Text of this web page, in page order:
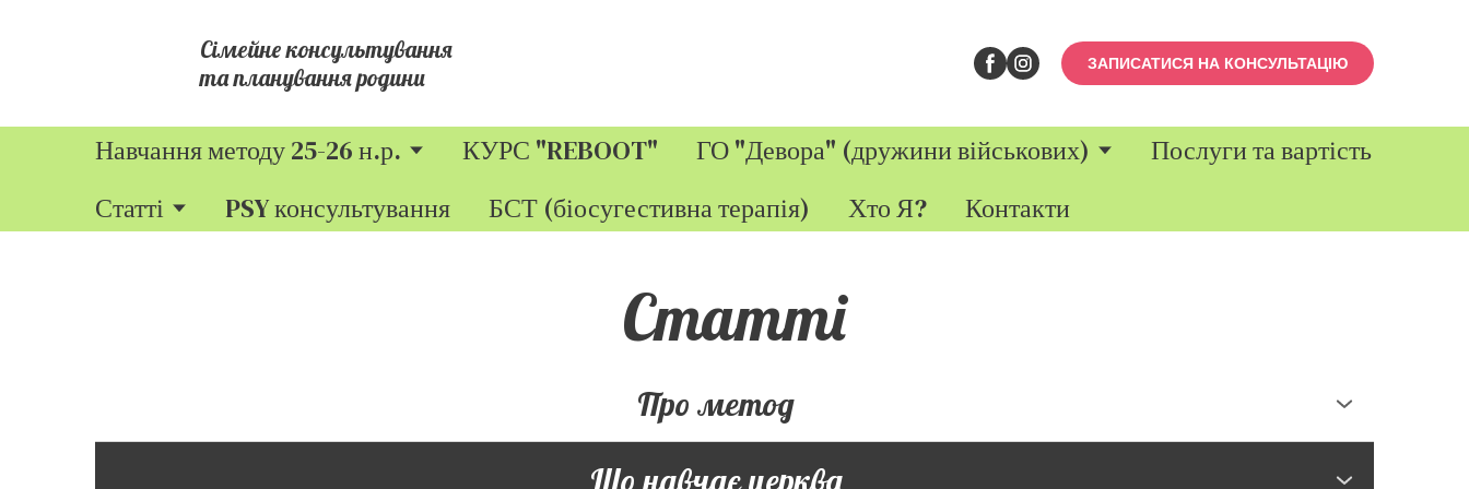
Сімейне консультування
та планування родини
ЗАПИСАТИСЯ НА КОНСУЛЬТАЦІЮ
Навчання методу 25-26 н.р. КУРС "REBOOT" ГО "Девора" (дружини військових)
Послуги та вартість
Статті
PSY консультування БСТ (біосугестивна терапія) Хто Я? Контакти
Статті
Про метод
Симптотермальний метод розпізнання плідності: що це?
Що таке природне планування сім'ї ?
Що навчає церква